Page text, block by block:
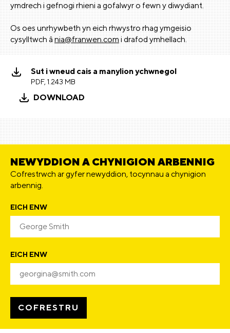
ymdrech i gefnogi rhieni a gofalwyr o fewn y diwydiant.
Os oes unrhywbeth yn eich rhwystro rhag ymgeisio
cysylltwch ânia@franwen.comi drafod ymhellach.
Sut i wneud cais a manylion ychwnegol
PDF, 1.243 MB
DOWNLOAD
NEWYDDION A CHYNIGION ARBENNIG
Cofrestrwch ar gyfer newyddion, tocynnau a chynigion
arbennig.
EICH ENW
EICH ENW